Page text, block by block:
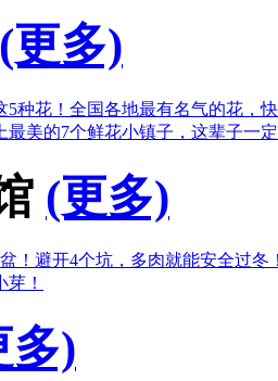
(更多)
种花！ 全国各地最有名气的花，
最美的7个鲜花小镇子，这辈子一
(更多)
！ 避开4个坑，多肉就能安全过冬
！
多)